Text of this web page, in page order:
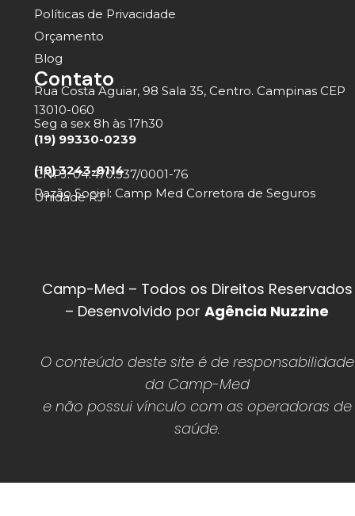
Políticas de Privacidade
Orçamento
Blog
Contato
Rua Costa Aguiar, 98 Sala 35, Centro. Campinas CEP
13010-060
Seg a sex 8h às 17h30
(19) 99330-0239
(19) 3243-8114
CNPJ: 04.470.537/0001-76
Razão Social: Camp Med Corretora de Seguros
Unidade RJ
Camp-Med – Todos os Direitos Reservados
– Desenvolvido por Agência Nuzzine
O conteúdo deste site é de responsabilidade
da Camp-Med
e não possui vínculo com as operadoras de
saúde.